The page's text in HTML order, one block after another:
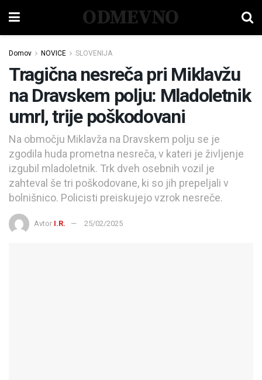
ODMEVNO
Domov NOVICE SLOVENIJA
Tragična nesreča pri Miklavžu
na Dravskem polju: Mladoletnik
umrl, trije poškodovani
Na območju Miklavža na Dravskem polju se je
zgodila huda prometna nesreča, v kateri je življenje
izgubil mladoletnik. Trk dveh osebnih vozil je
zahteval še tri poškodovane, ki so jih prepeljali v
bolnišnico. Policisti preiskujejo vzrok nesreče.
Avtor I.R. 25/02/2025